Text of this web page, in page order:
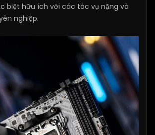
biệt hữu ích với các tác vụ nặng và
nghiệp.